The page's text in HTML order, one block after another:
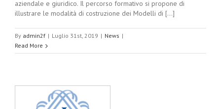
aziendale e giuridico. Il percorso formativo si propone di
illustrare le modalità di costruzione dei Modelli di [...]
By admin2f | Luglio 31st, 2019 | News |
Read More